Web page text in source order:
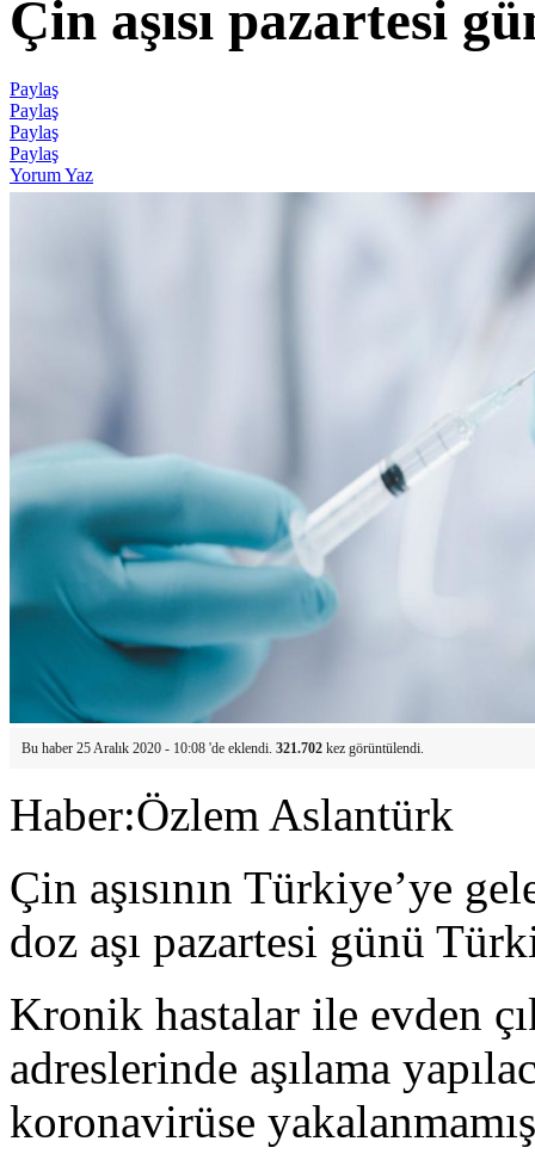
Çin aşısı pazartesi
Paylaş
Paylaş
Paylaş
Paylaş
Yorum Yaz
Bu haber 25 Aralık 2020 - 10:08 'de eklendi. 321.702 kez görüntülendi.
Haber:Özlem Aslantürk
Çin aşısının Türkiye’ye
doz aşı pazartesi günü
Kronik hastalar ile evden
adreslerinde aşılama
koronavirüse